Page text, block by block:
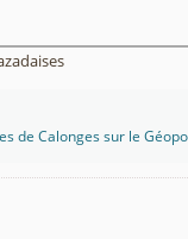
de Calonges sur le